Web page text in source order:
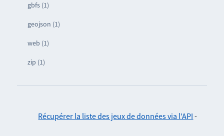
gbfs (1)
geojson (1)
web (1)
zip (1)
Récupérer la liste des jeux de données via l'API -